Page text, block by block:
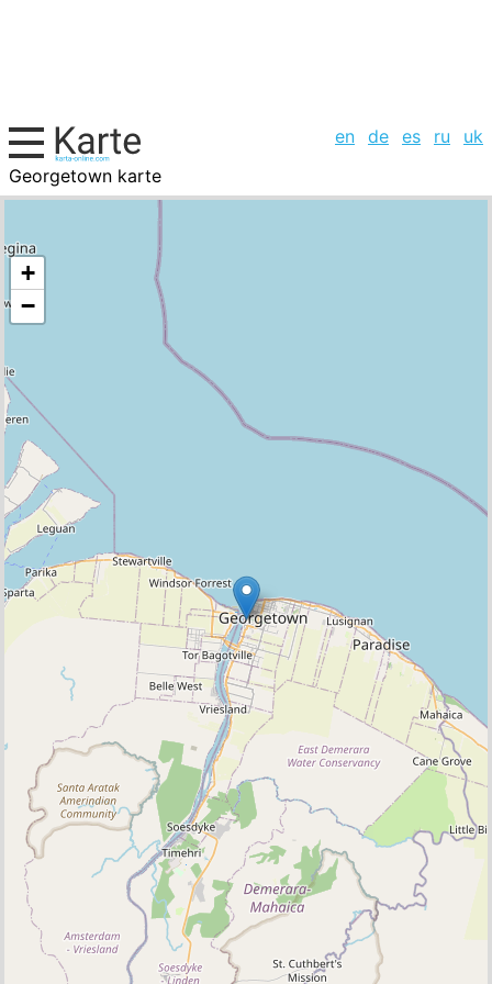
en de es ru
uk
Georgetown karte
Guyana, Städte-Liste
+
−